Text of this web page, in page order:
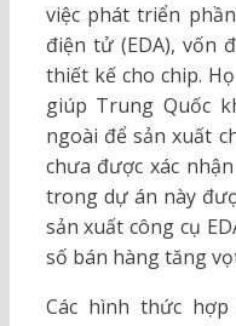
việc phát triển
điện tử (EDA), vốn
thiết kế cho chip.
giúp Trung Quốc
ngoài để sản xuất
chưa được xác
trong dự án này
sản xuất công cụ
số bán hàng tăng
Các hình thức